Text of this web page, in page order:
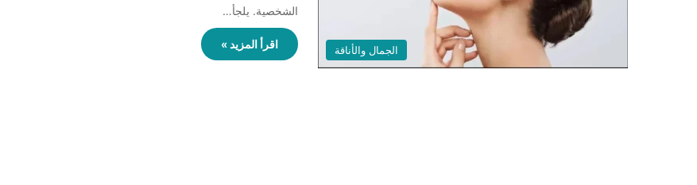
الجمال والأناقة
الشخصية. يلجأ…
اقرأ المزيد »